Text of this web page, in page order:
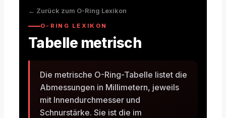
O-Ring Tabellen
← Zurück zum O-Ring Lexikon
O-RING LEXIKON
Tabelle metrisch
Die metrische O-Ring-Tabelle listet die
Abmessungen in Millimetern, jeweils
mit Innendurchmesser und
Schnurstärke. Sie ist die im